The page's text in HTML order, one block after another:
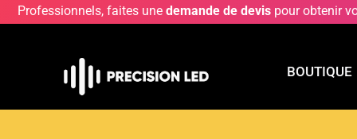
Professionnels, faites une demande de devis pour obtenir
BOUTIQUE